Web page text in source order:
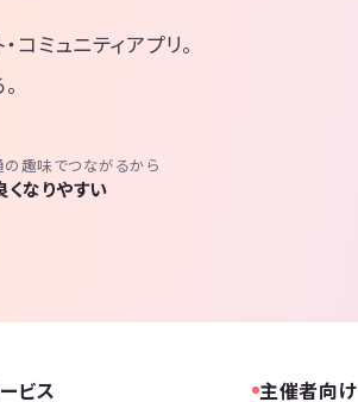
ミュニティアプリ。
趣味でつながるから
くなりやすい
ビス 主催者向け